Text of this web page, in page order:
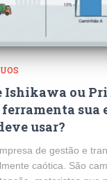
Ishikawa ou
sua
usar?
de gestão e
caótica. São